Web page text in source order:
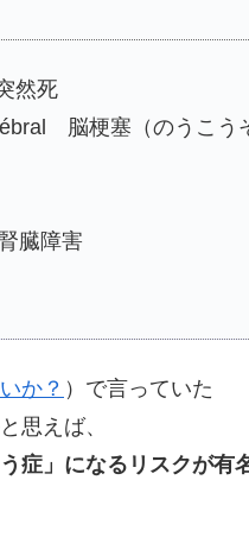
然死
脳梗塞（のうこう
臓障害
か？ ）で言っていた
思えば、
症」になるリスクが有